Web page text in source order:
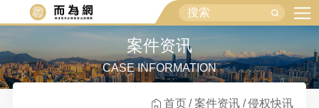
案件资讯
CASE INFORMATION
首页 案件资讯 侵权快讯